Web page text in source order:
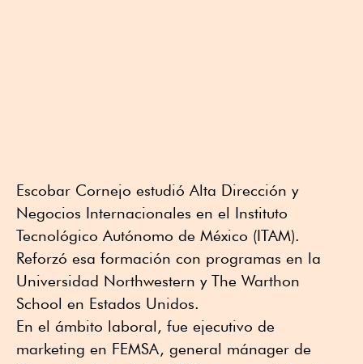
Escobar Cornejo estudió Alta Dirección y
Negocios Internacionales en el Instituto
Tecnológico Autónomo de México (ITAM).
Reforzó esa formación con programas en la
Universidad Northwestern y The Warthon
School en Estados Unidos.
En el ámbito laboral, fue ejecutivo de
marketing en FEMSA, general mánager de